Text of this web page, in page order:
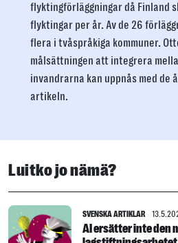
flyktingförläggningar då Finland
flyktingar per år. Av de 26
flera i tvåspråkiga kommuner.
målsättningen att integrera
invandrarna kan uppnås med de
artikeln.
Luitko jo nämä?
SVENSKA ARTIKLAR
AI ersätter inte den